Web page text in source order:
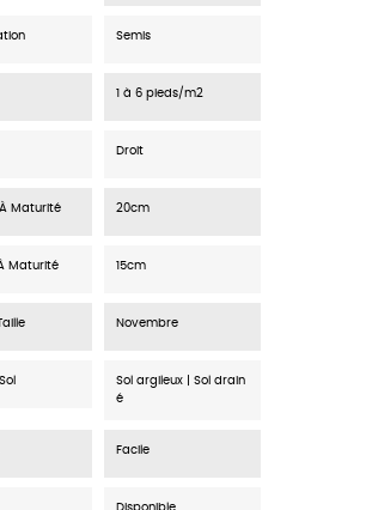
Semis
1 à 6 pieds/m2
Droit
Maturité 20cm
Maturité 15cm
Novembre
Sol argileux | Sol drain
é
Facile
Disponible